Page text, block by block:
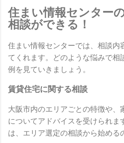
住まい情報センター
相談ができる！
住まい情報センターでは、相談内
てくれます。どのような悩みで相
例を見ていきましょう。
賃貸住宅に関する相談
大阪市内のエリアごとの特徴や、
についてアドバイスを受けられま
は、エリア選定の相談から始める